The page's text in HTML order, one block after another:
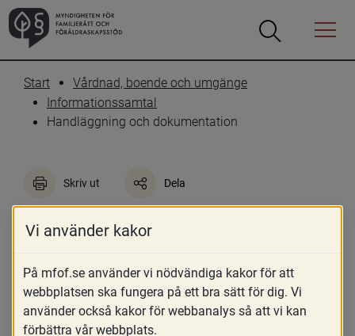
Öppna
Öppna
Menyn
Start
Vårdnad, boende och umgänge
Informationssamtal
Handläggning och dokumentation
Skriv ut Dela
Handläggning och
Vi använder kakor
På mfof.se använder vi nödvändiga kakor för att
webbplatsen ska fungera på ett bra sätt för dig. Vi
använder också kakor för webbanalys så att vi kan
förbättra vår webbplats.